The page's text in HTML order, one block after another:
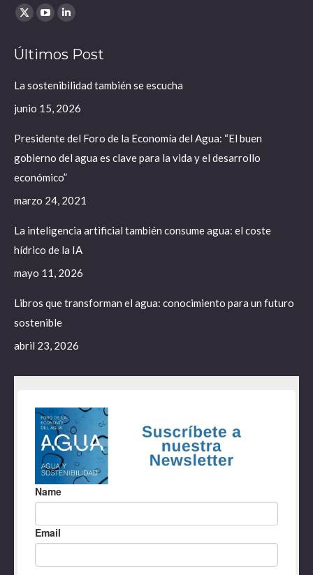
Find us on:
X
opens
window
YouTube
opens
window
Linkedin
opens
window
Últimos Post
La sostenibilidad también se escucha
junio 15, 2026
Presidente del Foro de la Economía del Agua: “El buen
gobierno del agua es clave para la vida y el desarrollo
económico”
marzo 24, 2021
La inteligencia artificial también consume agua: el coste
hídrico de la IA
mayo 11, 2026
Libros que transforman el agua: conocimiento para un futuro
sostenible
abril 23, 2026